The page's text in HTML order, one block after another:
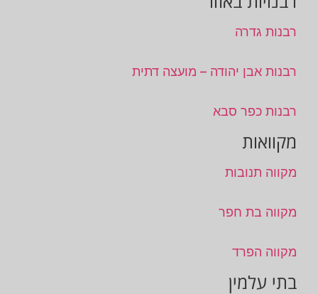
רבנות גדרה
רבנות אבן יהודה – מועצה דתית
רבנות כפר סבא
מקוואות
מקווה תנובות
מקווה בת חפר
מקווה הפרד
בתי עלמין